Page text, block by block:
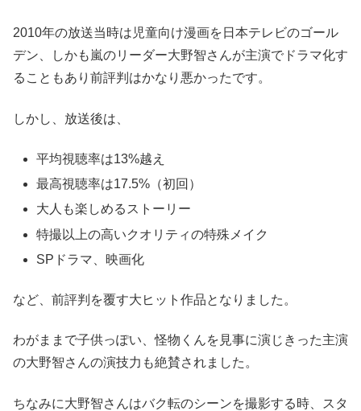
2010年の放送当時は児童向け漫画を日本テレビのゴール
デン、しかも嵐のリーダー大野智さんが主演でドラマ化す
ることもあり前評判はかなり悪かったです。
しかし、放送後は、
平均視聴率は13%越え
最高視聴率は17.5%（初回）
大人も楽しめるストーリー
特撮以上の高いクオリティの特殊メイク
SPドラマ、映画化
など、前評判を覆す大ヒット作品となりました。
わがままで子供っぽい、怪物くんを見事に演じきった主演
の大野智さんの演技力も絶賛されました。
ちなみに大野智さんはバク転のシーンを撮影する時、スタ